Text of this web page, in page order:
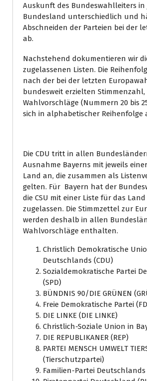
Auskunft des Bundeswahlleiters in
Bundesland unterschiedlich und
Abschneiden der Parteien bei der
ab.
Nachstehend dokumentieren wir
zugelassenen Listen. Die
nach der bei der letzten
bundesweit erzielten Stimmenzahl,
Wahlvorschläge (Nummern 20 bis
sich in alphabetischer Reihenfolge
Die CDU tritt in allen
Ausnahme Bayerns mit jeweils
Land an, die zusammen als
gelten. Für Bayern hat der
die CSU mit einer Liste für das
zugelassen. Die Stimmzettel zur
werden deshalb in allen
Wahlvorschläge enthalten.
Christlich Demokratische
Deutschlands (CDU)
Sozialdemokratische Partei
(SPD)
BÜNDNIS 90/DIE GRÜNEN
Freie Demokratische Partei
DIE LINKE (DIE LINKE)
Christlich-Soziale Union in
DIE REPUBLIKANER (REP)
PARTEI MENSCH UMWELT
(Tierschutzpartei)
Familien-Partei Deutschlands